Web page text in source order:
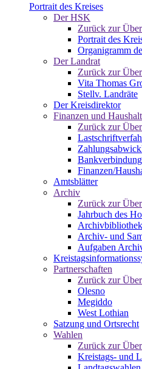
Portrait des Kreises
Der HSK
Zurück zur
Portrait des
Organigramm
Der Landrat
Zurück zur
Vita Thomas
Stellv. Landräte
Der Kreisdirektor
Finanzen und Haushalt
Zurück zur
Finanzen/
Amtsblätter
Archiv
Zurück zur
Jahrbuch des
Archivbibliothek
Archiv- und
Aufgaben
Partnerschaften
Zurück zur
Olesno
Megiddo
West Lothian
Satzung und Ortsrecht
Wahlen
Zurück zur
Kreistags- und